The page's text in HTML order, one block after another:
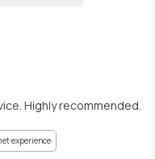
Highly recommended.
experience